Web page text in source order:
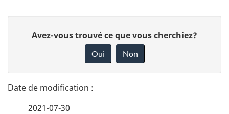
t
a
n
Avez-vous trouvé ce que vous cherchiez?
Oui Non
2021-07-30